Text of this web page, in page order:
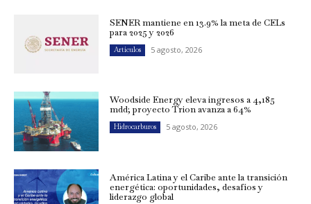
SENER mantiene en 13.9% la meta de CELs
para 2025 y 2026
Artículos 5 agosto, 2026
Woodside Energy eleva ingresos a 4,185
mdd; proyecto Trion avanza a 64%
Hidrocarburos 5 agosto, 2026
América Latina y el Caribe ante la transición
energética: oportunidades, desafíos y
liderazgo global